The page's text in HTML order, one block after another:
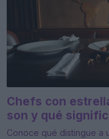
Chefs con
son y qué
Conoce qué distingue a